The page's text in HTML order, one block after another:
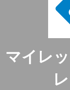
マイレ